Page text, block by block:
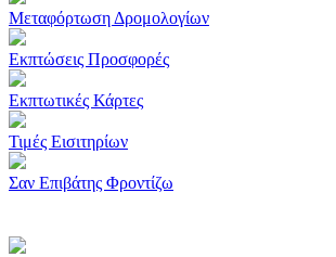
Μεταφόρτωση Δρομολογίων
Εκπτώσεις Προσφορές
Εκπτωτικές Κάρτες
Τιμές Εισιτηρίων
Σαν Επιβάτης Φροντίζω